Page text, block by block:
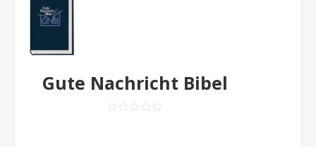
Gute Nachricht Bibel